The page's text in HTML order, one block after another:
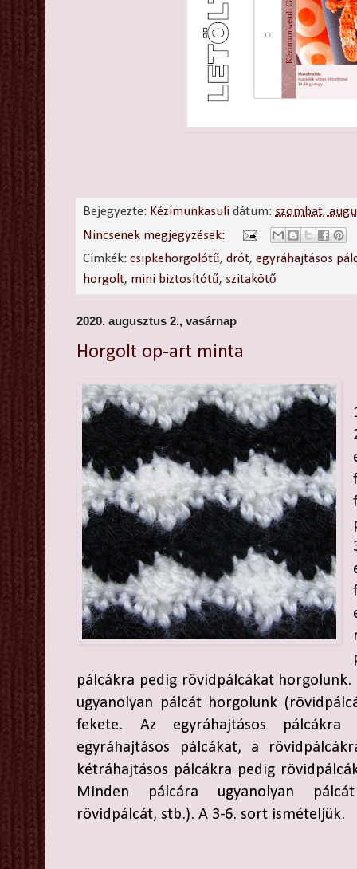
Bejegyezte: Kézimunkasuli dátum: szombat,
Nincsenek megjegyzések:
Címkék:csipkehorgolótű,drót,egyráhajtásos
horgolt, mini biztosítótű, szitakötő
2020. augusztus 2., vasárnap
Horgolt op-art minta
pálcákra pedig rövidpálcákat
ugyanolyan pálcát horgolunk
fekete. Az egyráhajtásos pálcákra
egyráhajtásos pálcákat, a
kétráhajtásos pálcákra pedig
Minden pálcára ugyanolyan
rövidpálcát, stb.). A 3-6. sort ismételjük.